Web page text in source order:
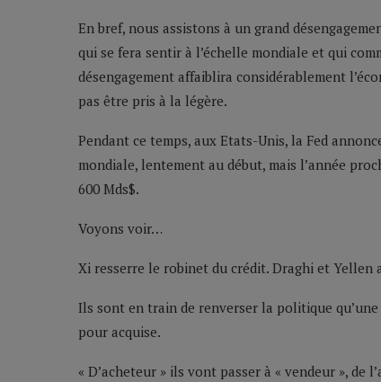
En bref, nous assistons à un grand
qui se fera sentir à l’échelle mondiale et qui
désengagement affaiblira considérablement
pas être pris à la légère.
Pendant ce temps, aux Etats-Unis, la Fed
mondiale, lentement au début, mais l’année
600 Mds$.
Voyons voir…
Xi resserre le robinet du crédit. Draghi et Yellen
Ils sont en train de renverser la politique qu’une
pour acquise.
« D’acheteur » ils vont passer à « vendeur »,